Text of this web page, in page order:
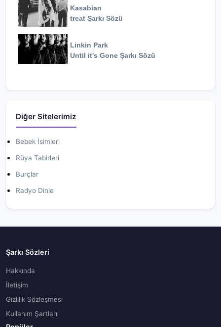
Kasabian
treat Şarkı Sözü
Linkin Park
Until it's Gone Şarkı Sözü
Diğer Sitelerimiz
Bebek İsimleri
Rüya Tabirleri
Burçlar
Radyo Dinle
Şarkı Sözleri
Hakkında
İletişim
Gizlilik Sözleşmesi
Kullanım Şartları